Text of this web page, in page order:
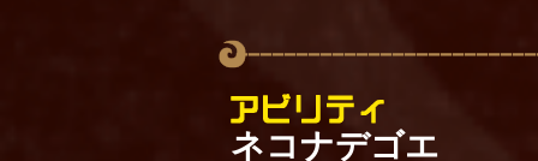
ネコナデゴエ